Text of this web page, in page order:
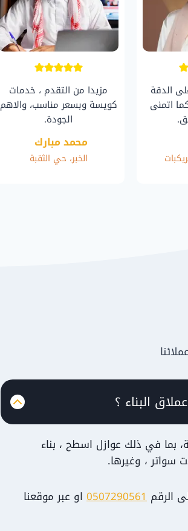
على الدقة
اتمنى
مزيدا من التقدم ، خدمات
كويسة وبسعر مناسب، والاهم
الجودة.
محمد مبارك
الخبر، حي الثقبة
البناء ؟
بما في ذلك عوازل اسطح ، بناء
سواتر ، وغيرها.
الرقم 0507290561